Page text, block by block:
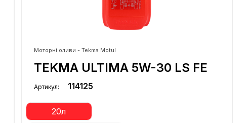
Моторні оливи - Tekma Motul
TEKMA ULTIMA 5W-30 LS FE
Артикул: 114125
20л